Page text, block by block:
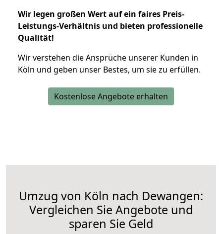
Wir legen großen Wert auf ein faires Preis-
Leistungs-Verhältnis und bieten professionelle
Qualität!
Wir verstehen die Ansprüche unserer Kunden in
Köln und geben unser Bestes, um sie zu erfüllen.
Kostenlose Angebote erhalten
Umzug von Köln nach Dewangen:
Vergleichen Sie Angebote und
sparen Sie Geld